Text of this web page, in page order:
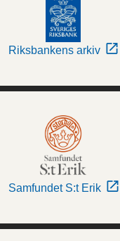
Riksbankens arkiv
Samfundet S:t Erik